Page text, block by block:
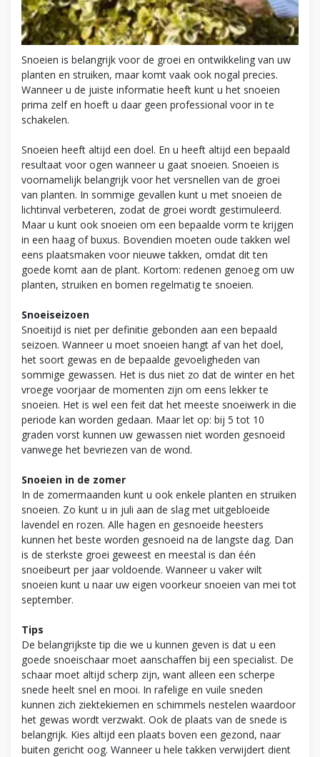
Snoeien is belangrijk voor de groei en ontwikkeling van uw
planten en struiken, maar komt vaak ook nogal precies.
Wanneer u de juiste informatie heeft kunt u het snoeien
prima zelf en hoeft u daar geen professional voor in te
schakelen.
Snoeien heeft altijd een doel. En u heeft altijd een bepaald
resultaat voor ogen wanneer u gaat snoeien. Snoeien is
voornamelijk belangrijk voor het versnellen van de groei
van planten. In sommige gevallen kunt u met snoeien de
lichtinval verbeteren, zodat de groei wordt gestimuleerd.
Maar u kunt ook snoeien om een bepaalde vorm te krijgen
in een haag of buxus. Bovendien moeten oude takken wel
eens plaatsmaken voor nieuwe takken, omdat dit ten
goede komt aan de plant. Kortom: redenen genoeg om uw
planten, struiken en bomen regelmatig te snoeien.
Snoeiseizoen
Snoeitijd is niet per definitie gebonden aan een bepaald
seizoen. Wanneer u moet snoeien hangt af van het doel,
het soort gewas en de bepaalde gevoeligheden van
sommige gewassen. Het is dus niet zo dat de winter en het
vroege voorjaar de momenten zijn om eens lekker te
snoeien. Het is wel een feit dat het meeste snoeiwerk in die
periode kan worden gedaan. Maar let op: bij 5 tot 10
graden vorst kunnen uw gewassen niet worden gesnoeid
vanwege het bevriezen van de wond.
Snoeien in de zomer
In de zomermaanden kunt u ook enkele planten en struiken
snoeien. Zo kunt u in juli aan de slag met uitgebloeide
lavendel en rozen. Alle hagen en gesnoeide heesters
kunnen het beste worden gesnoeid na de langste dag. Dan
is de sterkste groei geweest en meestal is dan één
snoeibeurt per jaar voldoende. Wanneer u vaker wilt
snoeien kunt u naar uw eigen voorkeur snoeien van mei tot
september.
Tips
De belangrijkste tip die we u kunnen geven is dat u een
goede snoeischaar moet aanschaffen bij een specialist. De
schaar moet altijd scherp zijn, want alleen een scherpe
snede heelt snel en mooi. In rafelige en vuile sneden
kunnen zich ziektekiemen en schimmels nestelen waardoor
het gewas wordt verzwakt. Ook de plaats van de snede is
belangrijk. Kies altijd een plaats boven een gezond, naar
buiten gericht oog. Wanneer u hele takken verwijdert dient